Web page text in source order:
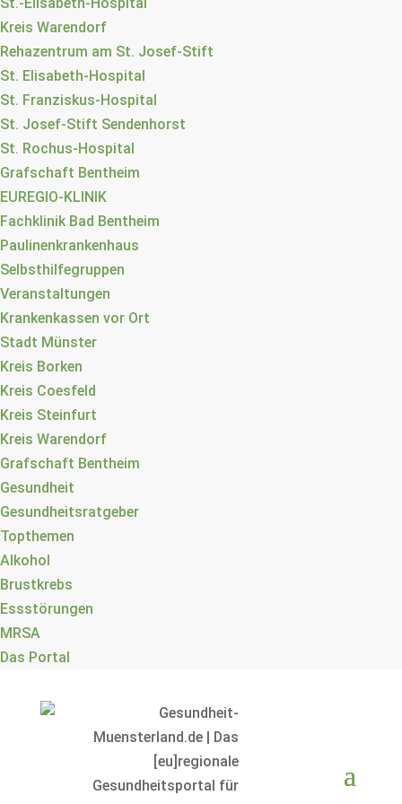
Kreis Warendorf
Rehazentrum am St. Josef-Stift
St. Elisabeth-Hospital
St. Franziskus-Hospital
St. Josef-Stift Sendenhorst
St. Rochus-Hospital
Grafschaft Bentheim
EUREGIO-KLINIK
Fachklinik Bad Bentheim
Paulinenkrankenhaus
Selbsthilfegruppen
Veranstaltungen
Krankenkassen vor Ort
Stadt Münster
Kreis Borken
Kreis Coesfeld
Kreis Steinfurt
Kreis Warendorf
Grafschaft Bentheim
Gesundheit
Gesundheitsratgeber
Topthemen
Alkohol
Brustkrebs
Essstörungen
MRSA
Das Portal